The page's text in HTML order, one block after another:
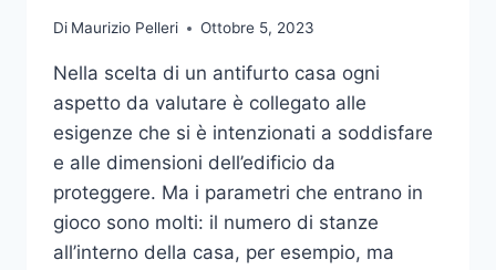
ECCO
SCEGLIERE
Di Maurizio Pelleri Ottobre 5, 2023
Nella scelta di un antifurto casa ogni
aspetto da valutare è collegato alle
esigenze che si è intenzionati a soddisfare
e alle dimensioni dell’edificio da
proteggere. Ma i parametri che entrano in
gioco sono molti: il numero di stanze
all’interno della casa, per esempio, ma